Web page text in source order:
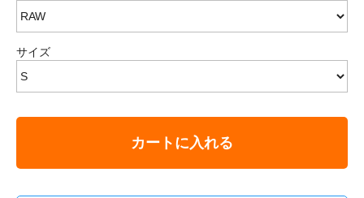
サイズ
カートに入れる